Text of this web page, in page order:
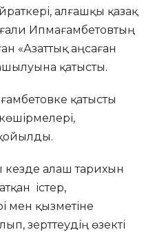
алғашқы қазақ
Ипмағамбетовтың
«Азаттық аңсаған
қатысты.
қатысты
қойылды.
алаш тарихын
істер,
мен қызметіне
зерттеудің өзекті